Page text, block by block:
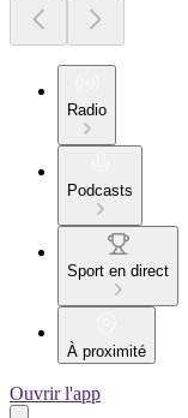
Radio
Podcasts
Sport en direct
À proximité
Ouvrir l'app